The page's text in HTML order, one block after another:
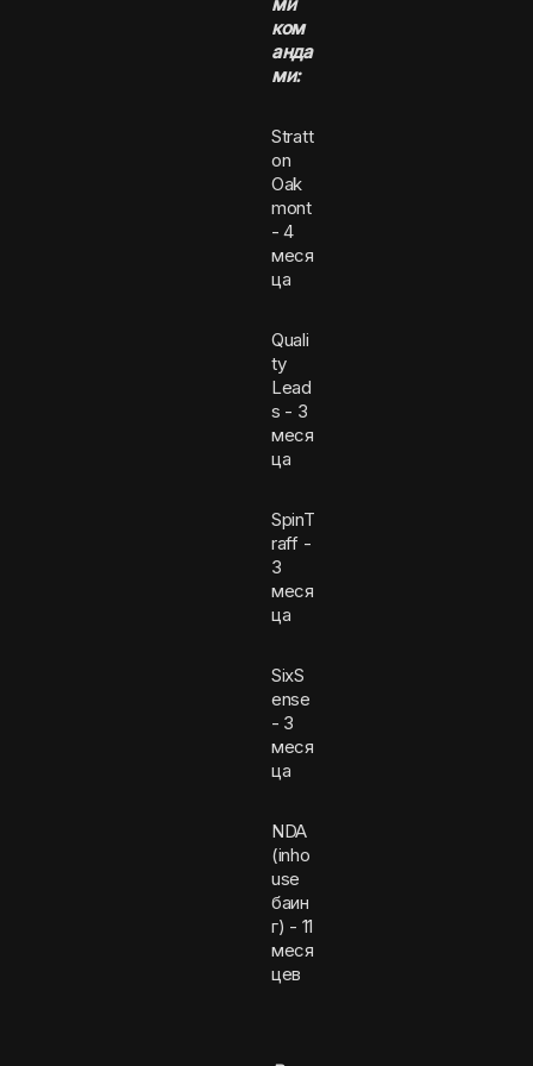
ком
анда
ми:
Stratt
on
Oak
mont
- 4
меся
ца
Quali
ty
Lead
s - 3
меся
ца
SpinT
raff -
3
меся
ца
SixS
ense
- 3
меся
ца
NDA
(inho
use
баин
г) - 11
меся
цев